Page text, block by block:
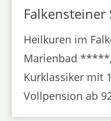
Falkensteiner
Heilkuren im
Marienbad
Kurklassiker mit
Vollpension ab